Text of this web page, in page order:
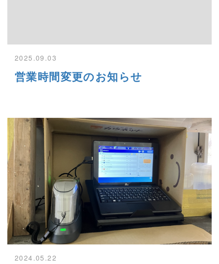
営業時間変更のお知らせ
2025.09.03
2024.05.22